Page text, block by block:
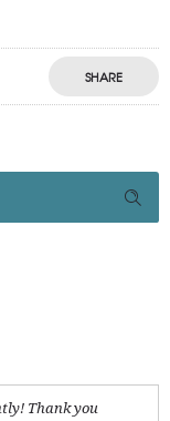
SHARE
Thank you